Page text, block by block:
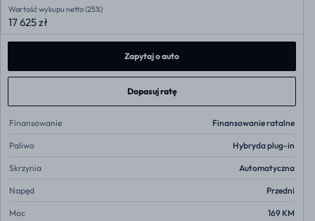
Wartość wykupu netto (25%)
17 625 zł
Zapytaj o auto
Dopasuj ratę
Finansowanie Finansowanie ratalne
Paliwo Hybryda plug-in
Skrzynia Automatyczna
Napęd Przedni
Moc 169 KM